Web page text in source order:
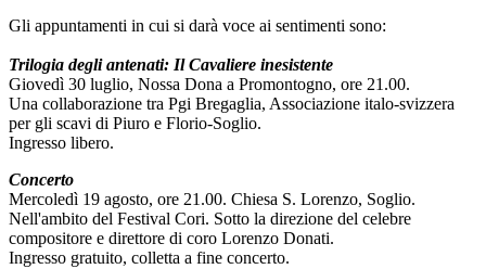
Gli appuntamenti in cui si darà voce ai sentimenti sono:
Trilogia degli antenati: Il Cavaliere inesistente
Giovedì 30 luglio, Nossa Dona a Promontogno, ore 21.00.
Una collaborazione tra Pgi Bregaglia, Associazione italo-svizzera
per gli scavi di Piuro e Florio-Soglio.
Ingresso libero.
Concerto
Mercoledì 19 agosto, ore 21.00. Chiesa S. Lorenzo, Soglio.
Nell'ambito del Festival Cori. Sotto la direzione del celebre
compositore e direttore di coro Lorenzo Donati.
Ingresso gratuito, colletta a fine concerto.